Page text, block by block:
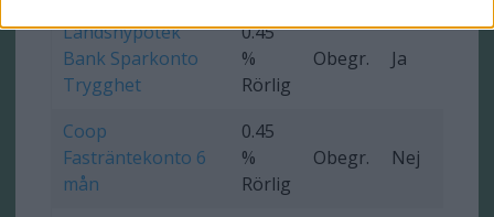
Landshypotek
Bank Sparkonto
Trygghet
0.45
%
Rörlig
Obegr. Ja
Coop
Fasträntekonto 6
mån
0.45
%
Rörlig
Obegr. Nej